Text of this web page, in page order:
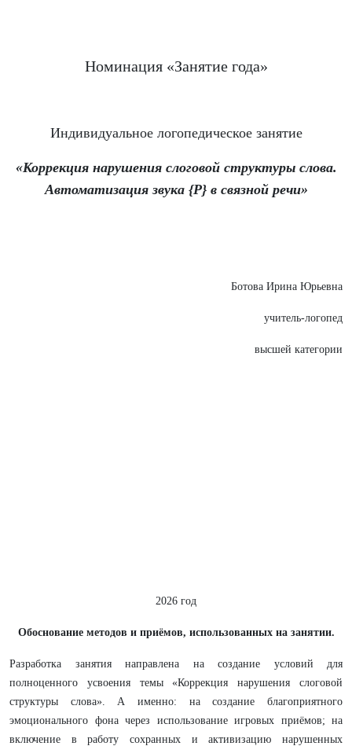
Номинация «Занятие года»
Индивидуальное логопедическое занятие
«Коррекция нарушения слоговой структуры слова.
Автоматизация звука {Р} в связной речи»
Ботова Ирина Юрьевна
учитель-логопед
высшей категории
2026 год
Обоснование методов и приёмов, использованных на занятии.
Разработка занятия направлена на создание условий для
полноценного усвоения темы «Коррекция нарушения слоговой
структуры слова». А именно: на создание благоприятного
эмоционального фона через использование игровых приёмов; на
включение в работу сохранных и активизацию нарушенных